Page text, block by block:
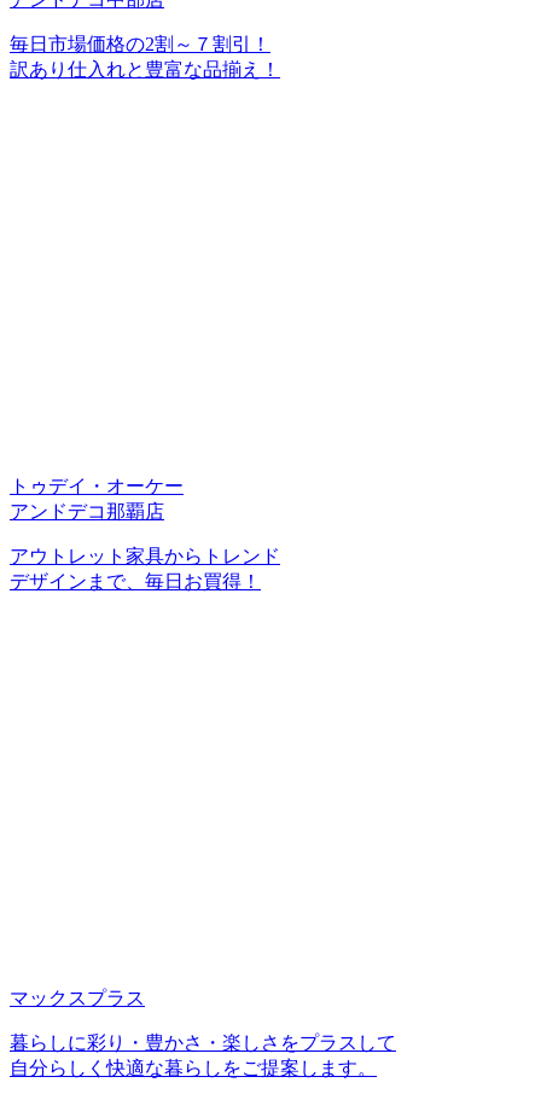
毎日市場価格の2割～７割引！
訳あり仕入れと豊富な品揃え！
トゥデイ・オーケー
アンドデコ那覇店
アウトレット家具からトレンド
デザインまで、毎日お買得！
マックスプラス
暮らしに彩り・豊かさ・楽しさをプラスして
自分らしく快適な暮らしをご提案します。